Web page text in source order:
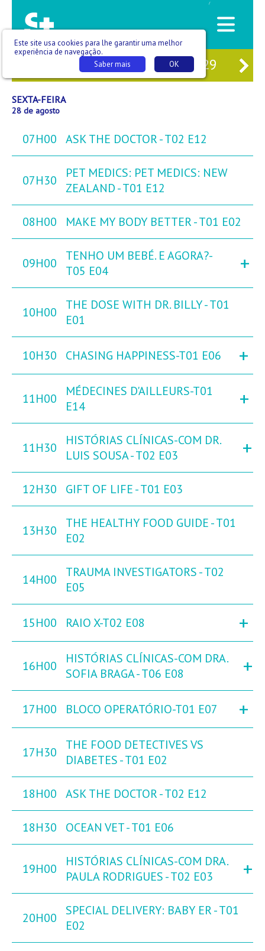
/
27 SEX 28 SÁB 29
SEXTA-FEIRA
28 de agosto
07H00 ASK THE DOCTOR - T02 E12
07H30
PET MEDICS: PET MEDICS: NEW
ZEALAND - T01 E12
08H00 MAKE MY BODY BETTER - T01 E02
09H00
TENHO UM BEBÉ. E AGORA?-
T05 E04
+
10H00
THE DOSE WITH DR. BILLY - T01
E01
10H30 CHASING HAPPINESS-T01 E06 +
11H00
MÉDECINES D'AILLEURS-T01
E14
+
11H30
HISTÓRIAS CLÍNICAS-COM DR.
LUIS SOUSA - T02 E03
+
12H30 GIFT OF LIFE - T01 E03
13H30
THE HEALTHY FOOD GUIDE - T01
E02
14H00
TRAUMA INVESTIGATORS - T02
E05
15H00 RAIO X-T02 E08 +
16H00
HISTÓRIAS CLÍNICAS-COM DRA.
SOFIA BRAGA - T06 E08
+
17H00 BLOCO OPERATÓRIO-T01 E07 +
17H30
THE FOOD DETECTIVES VS
DIABETES - T01 E02
18H00 ASK THE DOCTOR - T02 E12
18H30 OCEAN VET - T01 E06
19H00
HISTÓRIAS CLÍNICAS-COM DRA.
PAULA RODRIGUES - T02 E03
+
20H00
SPECIAL DELIVERY: BABY ER - T01
E02
Este site usa cookies para lhe garantir uma melhor
experiência de navegação.
OK
Saber mais